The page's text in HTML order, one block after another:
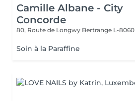
Camille Albane - City
Concorde
80, Route de Longwy Bertrange L-8060
Soin à la Paraffine